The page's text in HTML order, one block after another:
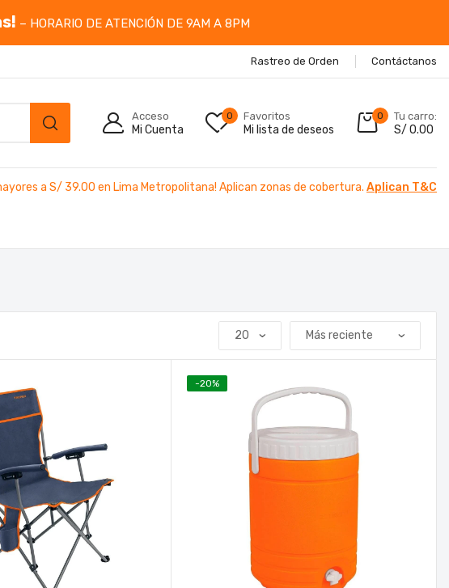
– HORARIO DE ATENCIÓN DE 9AM A 8PM
Rastreo de Orden Contáctanos
Acceso
Mi Cuenta
0 Favoritos
Mi lista de deseos
0 Tu carro:
S/ 0.00
a S/ 39.00 en Lima Metropolitana! Aplican zonas de cobertura. Aplican T&C
-20%